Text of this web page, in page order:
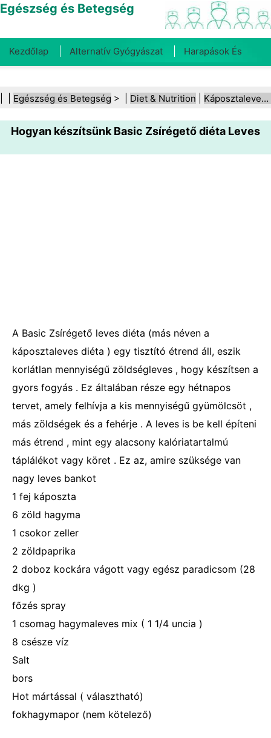
Egészség és Betegség
Kezdőlap Alternatív Gyógyászat Harapások És
Fogegészség Diéta És Táplálkozás Családi
Egészség Egészségügyi Ágazat Mentális Egészség
Közegészségügy És Biztonság Sebészet És
Egészség és Betegség > | Diet & Nutrition Káposztaleves‑diéta
Hogyan készítsünk Basic Zsírégető diéta Leves
A Basic Zsírégető leves diéta (más néven a
káposztaleves diéta ) egy tisztító étrend áll, eszik
korlátlan mennyiségű zöldségleves , hogy készítsen a
gyors fogyás . Ez általában része egy hétnapos
tervet, amely felhívja a kis mennyiségű gyümölcsöt ,
más zöldségek és a fehérje . A leves is be kell építeni
más étrend , mint egy alacsony kalóriatartalmú
táplálékot vagy köret . Ez az, amire szüksége van
nagy leves bankot
1 fej káposzta
6 zöld hagyma
1 csokor zeller
2 zöldpaprika
2 doboz kockára vágott vagy egész paradicsom (28
dkg )
főzés spray
1 csomag hagymaleves mix ( 1 1/4 uncia )
8 csésze víz
Salt
bors
Hot mártással ( választható)
fokhagymapor (nem kötelező)